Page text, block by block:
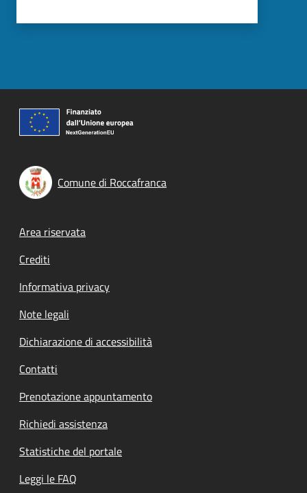
Comune di Roccafranca
Footer menu
Area riservata
Crediti
Informativa privacy
Note legali
Dichiarazione di accessibilità
Contatti
Prenotazione appuntamento
Richiedi assistenza
Statistiche del portale
Leggi le FAQ